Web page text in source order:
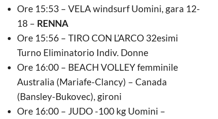
Ore 15:53 – VELA windsurf Uomini, gara 12-
18 – RENNA
Ore 15:56 – TIRO CON L’ARCO 32esimi
Turno Eliminatorio Indiv. Donne
Ore 16:00 – BEACH VOLLEY femminile
Australia (Mariafe-Clancy) – Canada
(Bansley-Bukovec), gironi
Ore 16:00 – JUDO -100 kg Uomini –